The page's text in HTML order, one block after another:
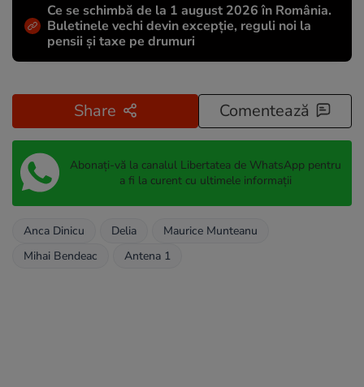
Ce se schimbă de la 1 august 2026 în România.
Buletinele vechi devin excepție, reguli noi la
pensii și taxe pe drumuri
Share Comentează
Abonați-vă la canalul Libertatea de WhatsApp pentru
a fi la curent cu ultimele informații
Anca Dinicu Delia
Maurice Munteanu
Mihai Bendeac
Antena 1